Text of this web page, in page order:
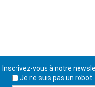
Inscrivez-vous à notre
Je ne suis pas un robot